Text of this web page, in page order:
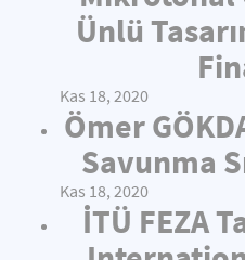
Ünlü
Kas 18, 2020
Ömer
Savunma
Kas 18, 2020
İTÜ FEZA